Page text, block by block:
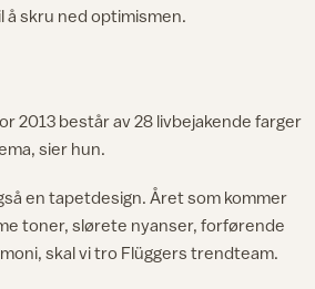
å skru ned optimismen.
2013 består av 28 livbejakende farger
sier hun.
en tapetdesign. Året som kommer
toner, slørete nyanser, forførende
skal vi tro Flüggers trendteam.